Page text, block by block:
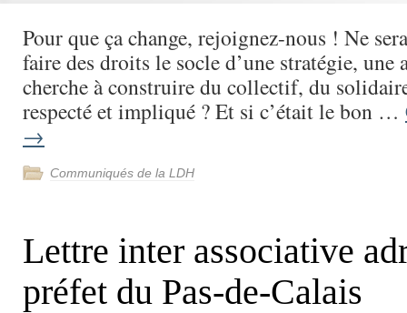
Pour que ça change, rejoignez-nous ! Ne
faire des droits le socle d’une stratégie,
cherche à construire du collectif, du
respecté et impliqué ? Et si c’était le bon …
→
Communiqués de la LDH
Lettre inter associative
préfet du Pas-de-Calais